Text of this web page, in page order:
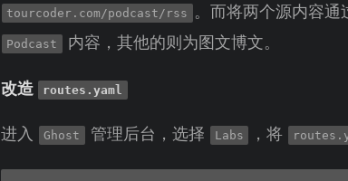
tourcoder.com/podcast/rss 。而将两个源内容
Podcast 内容，其他的则为图文博文。
改造 routes.yaml
进入 Ghost 管理后台，选择 Labs ，将